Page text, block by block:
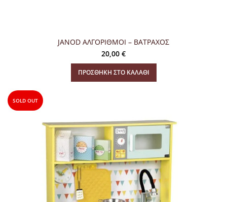
JANOD ΑΛΓΟΡΙΘΜΟΙ – ΒΑΤΡΑΧΟΣ
20,00 €
ΠΡΟΣΘΉΚΗ ΣΤΟ ΚΑΛΆΘΙ
SOLD OUT